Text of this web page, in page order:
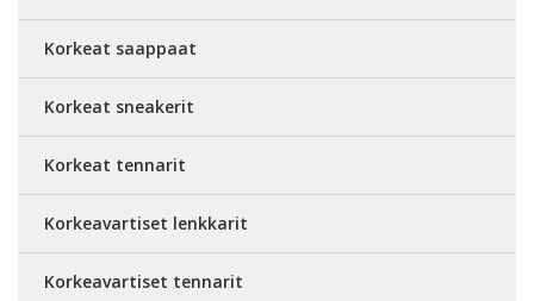
Korkeat saappaat
Korkeat sneakerit
Korkeat tennarit
Korkeavartiset lenkkarit
Korkeavartiset tennarit